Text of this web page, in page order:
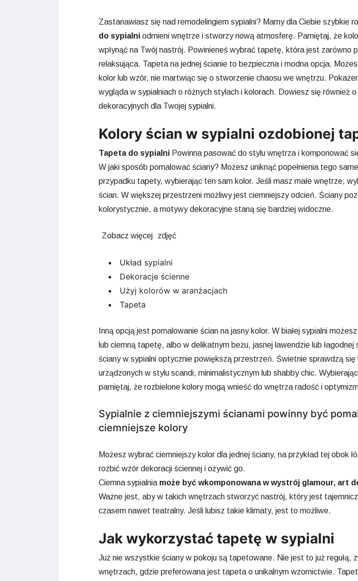
Zastanawiasz się nad remodelingiem sypialni? Mamy dla Ciebie szybkie
do sypialni odmieni wnętrze i stworzy nową atmosferę. Pamiętaj, że
wpłynąć na Twój nastrój. Powinieneś wybrać tapetę, która jest zarówno
relaksująca. Tapeta na jednej ścianie to bezpieczna i modna opcja.
kolor lub wzór, nie martwiąc się o stworzenie chaosu we wnętrzu.
wygląda w sypialniach o różnych stylach i kolorach. Dowiesz się również o
dekoracyjnych dla Twojej sypialni.
Kolory ścian w sypialni ozdobionej
Tapeta do sypialni Powinna pasować do stylu wnętrza i komponować
W jaki sposób pomalować ściany? Możesz uniknąć popełnienia tego
przypadku tapety, wybierając ten sam kolor. Jeśli masz małe wnętrze,
ścian. W większej przestrzeni możliwy jest ciemniejszy odcień. Ściany
kolorystycznie, a motywy dekoracyjne staną się bardziej widoczne.
Zobacz więcej zdjęć
Układ sypialni
Dekoracje ścienne
Użyj kolorów w aranżacjach
Tapeta
Inną opcją jest pomalowanie ścian na jasny kolor. W białej sypialni
lub ciemną tapetę, albo w delikatnym beżu, jasnej lawendzie lub łagodnej
ściany w sypialni optycznie powiększą przestrzeń. Świetnie sprawdzą się
urządzonych w stylu scandi, minimalistycznym lub shabby chic.
pamiętaj, że rozbielone kolory mogą wnieść do wnętrza radość i
Sypialnie z ciemniejszymi ścianami powinny być
ciemniejsze kolory
Możesz wybrać ciemniejszy kolor dla jednej ściany, na przykład tej obok
rozbić wzór dekoracji ściennej i ożywić go.
Ciemna sypialnia może być wkomponowana w wystrój glamour, art
Ważne jest, aby w takich wnętrzach stworzyć nastrój, który jest
czasem nawet teatralny. Jeśli lubisz takie klimaty, jest to możliwe.
Jak wykorzystać tapetę w sypialni
Już nie wszystkie ściany w pokoju są tapetowane. Nie jest to już regułą,
wnętrzach, gdzie preferowana jest tapeta o unikalnym wzornictwie.